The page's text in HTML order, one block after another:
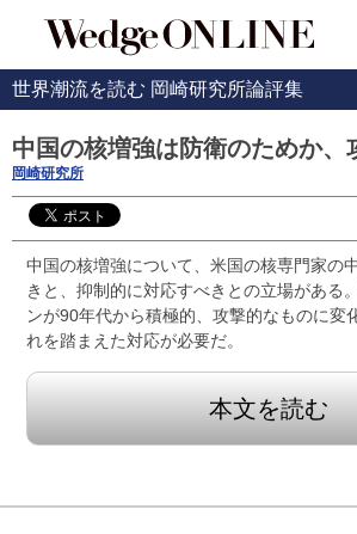
世界潮流を読む 岡崎研究所論評集
中国の核増強は防衛のためか、
岡崎研究所
中国の核増強について、米国の核専門家の
きと、抑制的に対応すべきとの立場がある
ンが90年代から積極的、攻撃的なものに変
れを踏まえた対応が必要だ。
本文を読む